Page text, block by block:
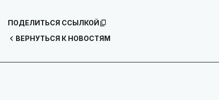
ВЕРНУТЬСЯ К НОВОСТЯМ
ПОДЕЛИТЬСЯ ССЫЛКОЙ